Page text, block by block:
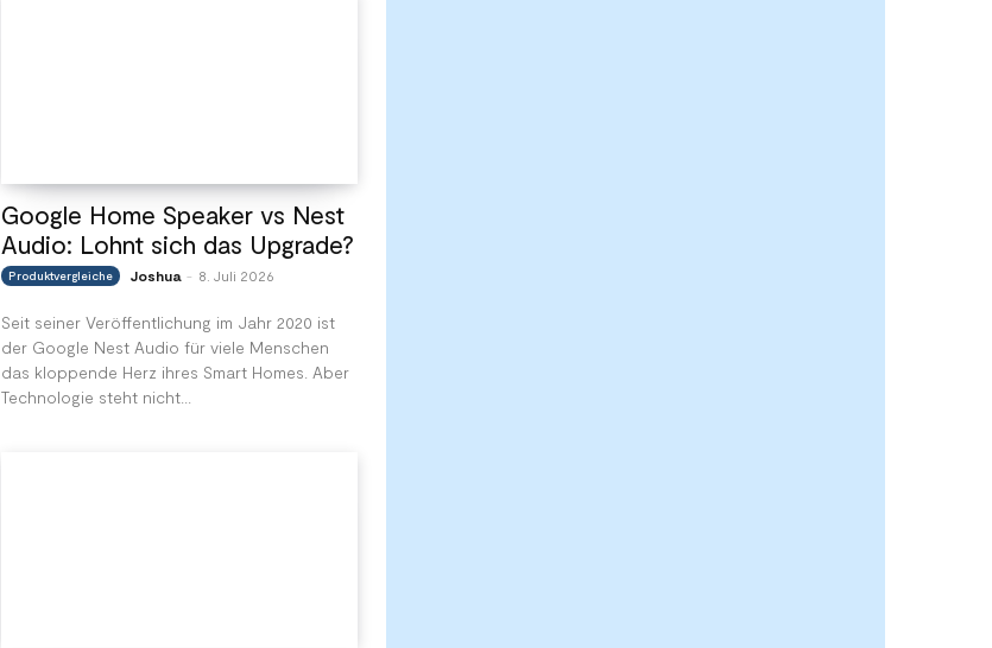
Google Home Speaker vs Nest
Audio: Lohnt sich das Upgrade?
Produktvergleiche Joshua - 8. Juli 2026
Seit seiner Veröffentlichung im Jahr 2020 ist
der Google Nest Audio für viele Menschen
das kloppende Herz ihres Smart Homes. Aber
Technologie steht nicht...